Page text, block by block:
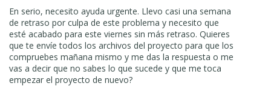
En serio, necesito ayuda urgente. Llevo casi una semana
de retraso por culpa de este problema y necesito que
esté acabado para este viernes sin más retraso. Quieres
que te envíe todos los archivos del proyecto para que los
compruebes mañana mismo y me das la respuesta o me
vas a decir que no sabes lo que sucede y que me toca
empezar el proyecto de nuevo?